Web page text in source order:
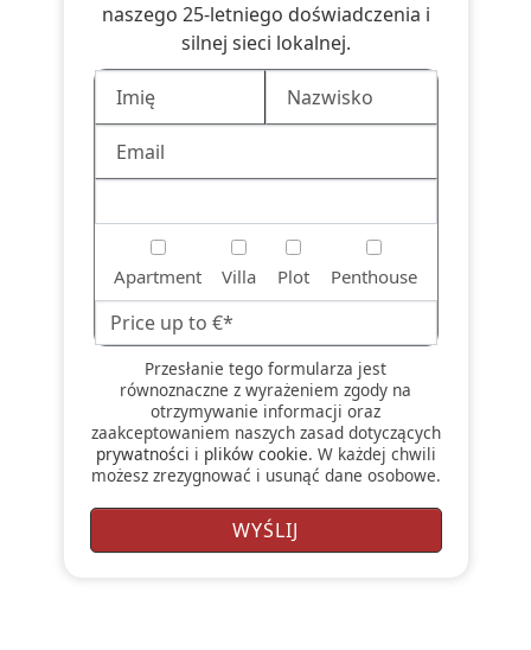
naszego 25-letniego doświadczenia i
silnej sieci lokalnej.
Apartment Villa Plot Penthouse
Przesłanie tego formularza jest
równoznaczne z wyrażeniem zgody na
otrzymywanie informacji oraz
zaakceptowaniem naszych zasad dotyczących
prywatności i plików cookie. W każdej chwili
możesz zrezygnować i usunąć dane osobowe.